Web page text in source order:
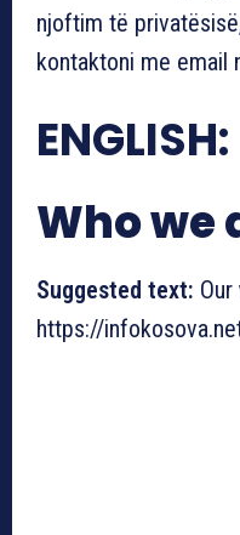
njoftim të
kontaktoni me email
ENGLISH:
Who we
Suggested text:
https://